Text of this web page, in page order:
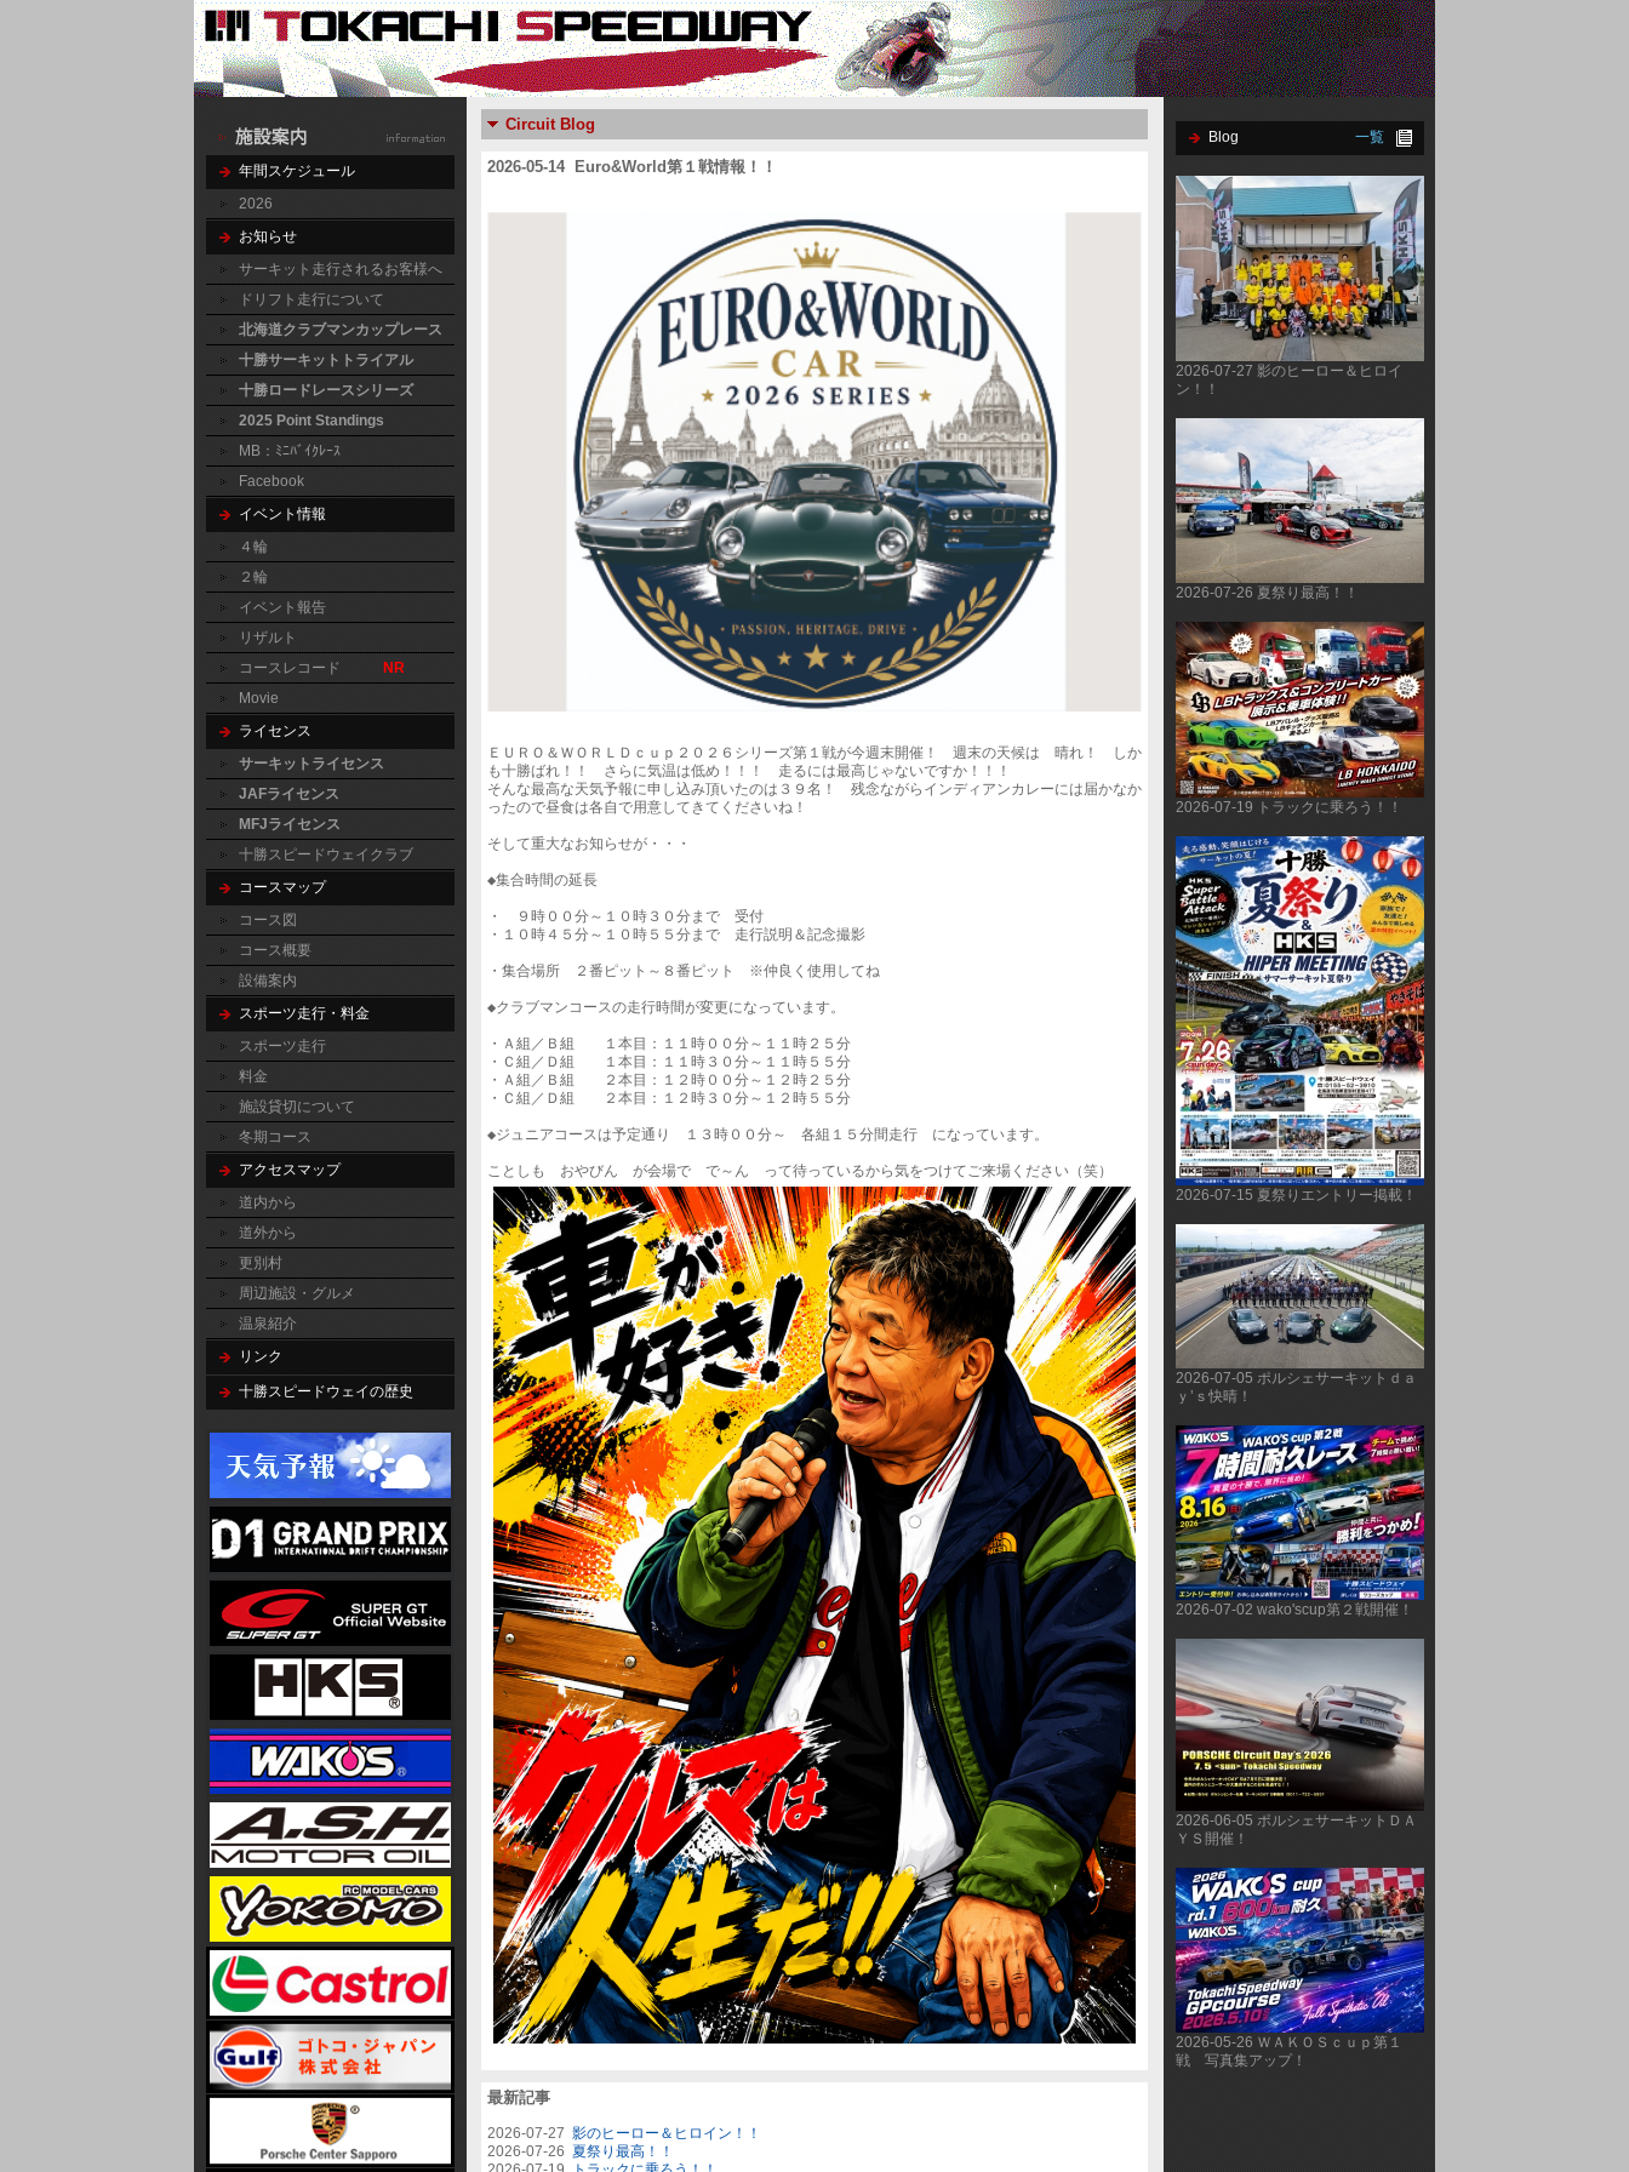
年間スケジュール
2026
お知らせ
サーキット走行されるお客様へ
ドリフト走行について
北海道クラブマンカップレース
十勝サーキットトライアル
十勝ロードレースシリーズ
2025 Point Standings
MB：ﾐﾆﾊﾞｲｸﾚｰｽ
Facebook
イベント情報
４輪
２輪
イベント報告
リザルト
コースレコード
NR
Movie
ライセンス
サーキットライセンス
JAFライセンス
MFJライセンス
十勝スピードウェイクラブ
コースマップ
コース図
コース概要
設備案内
スポーツ走行・料金
スポーツ走行
料金
施設貸切について
冬期コース
アクセスマップ
道内から
道外から
更別村
周辺施設・グルメ
温泉紹介
リンク
十勝スピードウェイの歴史
Circuit Blog
2026-05-14 Euro&World第１戦情報！！
ＥＵＲＯ＆ＷＯＲＬＤｃｕｐ２０２６シリーズ第１戦が今週末開催！　週末の天候は　晴れ！　しか
も十勝ばれ！！　さらに気温は低め！！！　走るには最高じゃないですか！！！
そんな最高な天気予報に申し込み頂いたのは３９名！　残念ながらインディアンカレーには届かなか
ったので昼食は各自で用意してきてくださいね！
そして重大なお知らせが・・・
◆集合時間の延長
・　９時００分～１０時３０分まで　受付
・１０時４５分～１０時５５分まで　走行説明＆記念撮影
・集合場所　２番ピット～８番ピット　※仲良く使用してね
◆クラブマンコースの走行時間が変更になっています。
・Ａ組／Ｂ組　　１本目：１１時００分～１１時２５分
・Ｃ組／Ｄ組　　１本目：１１時３０分～１１時５５分
・Ａ組／Ｂ組　　２本目：１２時００分～１２時２５分
・Ｃ組／Ｄ組　　２本目：１２時３０分～１２時５５分
◆ジュニアコースは予定通り　１３時００分～　各組１５分間走行　になっています。
最新記事
2026-07-27 影のヒーロー＆ヒロイン！！
2026-07-26 夏祭り最高！！
Blog 一覧
2026-07-27 影のヒーロー＆ヒロイ
ン！！
2026-07-26 夏祭り最高！！
2026-07-19 トラックに乗ろう！！
2026-07-15 夏祭りエントリー掲載！
2026-07-05 ポルシェサーキットｄａ
ｙ’ｓ快晴！
2026-07-02 wako'scup第２戦開催！
2026-06-05 ポルシェサーキットＤＡ
ＹＳ開催！
2026-05-26 ＷＡＫＯＳｃｕｐ第１
戦 写真集アップ！